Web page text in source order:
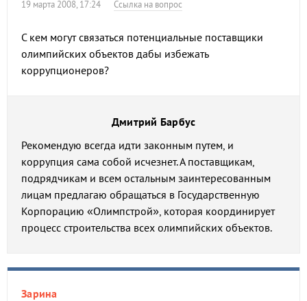
19 марта 2008, 17:24 Ссылка на вопрос
С кем могут связаться потенциальные поставщики
олимпийских объектов дабы избежать
коррупционеров?
Дмитрий Барбус
Рекомендую всегда идти законным путем, и
коррупция сама собой исчезнет. А поставщикам,
подрядчикам и всем остальным заинтересованным
лицам предлагаю обращаться в Государственную
Корпорацию «Олимпстрой», которая координирует
процесс строительства всех олимпийских объектов.
Зарина